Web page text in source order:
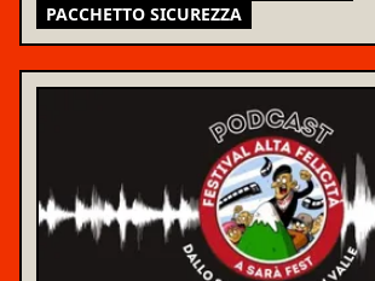
PACCHETTO SICUREZZA